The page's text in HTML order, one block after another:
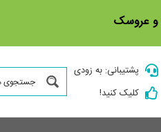
و عروسک
پشتیبانی: به زودی
کلیک کنید!